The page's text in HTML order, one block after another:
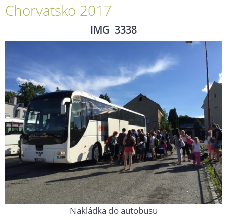
Chorvatsko 2017
IMG_3338
Nakládka do autobusu